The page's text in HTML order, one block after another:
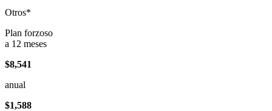
Otros*
Plan forzoso
a 12 meses
$8,541
anual
$1,588